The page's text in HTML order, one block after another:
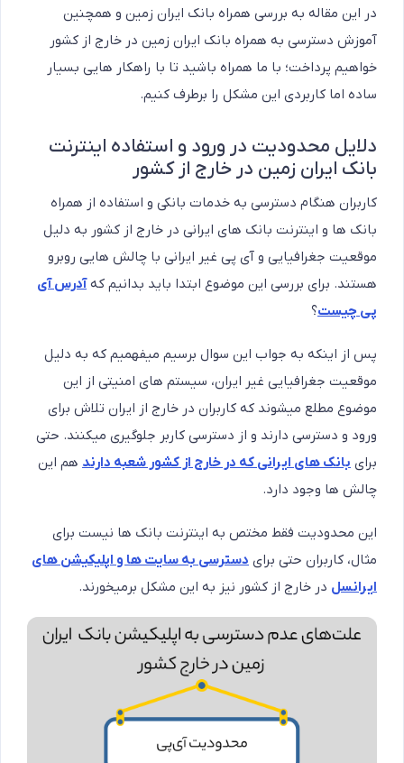
در این مقاله به بررسی همراه بانک ایران زمین و همچنین
آموزش دسترسی به همراه بانک ایران زمین در خارج از کشور
خواهیم پرداخت؛ با ما همراه باشید تا با راهکار هایی بسیار
ساده اما کاربردی این مشکل را برطرف کنیم.
دلایل محدودیت در ورود و استفاده اینترنت
بانک ایران زمین در خارج از کشور
کاربران هنگام دسترسی به خدمات بانکی و استفاده از همراه
بانک ها و اینترنت بانک های ایرانی در خارج از کشور به دلیل
موقعیت جغرافیایی و آی پی غیر ایرانی با چالش هایی روبرو
هستند. برای بررسی این موضوع ابتدا باید بدانیم کهآدرس آی
پی چیست؟
پس از اینکه به جواب این سوال برسیم میفهمیم که به دلیل
موقعیت جغرافیایی غیر ایران، سیستم های امنیتی از این
موضوع مطلع میشوند که کاربران در خارج از ایران تلاش برای
ورود و دسترسی دارند و از دسترسی کاربر جلوگیری میکنند. حتی
برای بانک های ایرانی که در خارج از کشور شعبه دارند هم این
چالش ها وجود دارد.
این محدودیت فقط مختص به اینترنت بانک ها نیست برای
مثال، کاربران حتی برای دسترسی به سایت ها و اپلیکیشن های
ایرانسل در خارج از کشور نیز به این مشکل برمیخورند.